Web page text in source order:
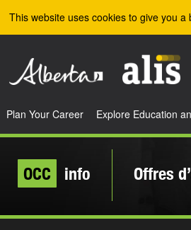
This website uses cookies to give you
Plan Your Career Explore Education
OCC info Offres